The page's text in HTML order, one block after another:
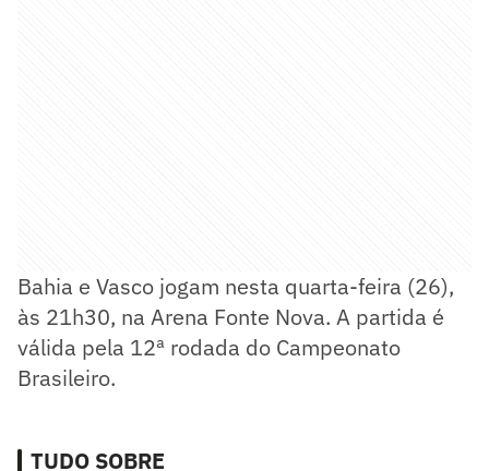
Bahia e Vasco jogam nesta quarta-feira (26),
às 21h30, na Arena Fonte Nova. A partida é
válida pela 12ª rodada do Campeonato
Brasileiro.
TUDO SOBRE